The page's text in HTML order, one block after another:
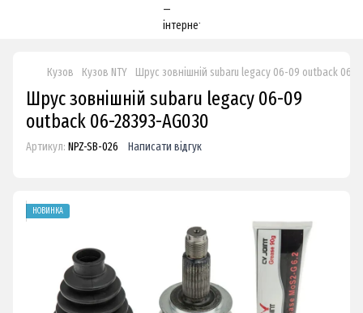
Кузов Кузов NTY Шрус зовнішній subaru legacy 06-09 outback 06-
Шрус зовнішній subaru legacy 06-09
outback 06-28393-AG030
Артикул: NPZ-SB-026 Написати відгук
НОВИНКА